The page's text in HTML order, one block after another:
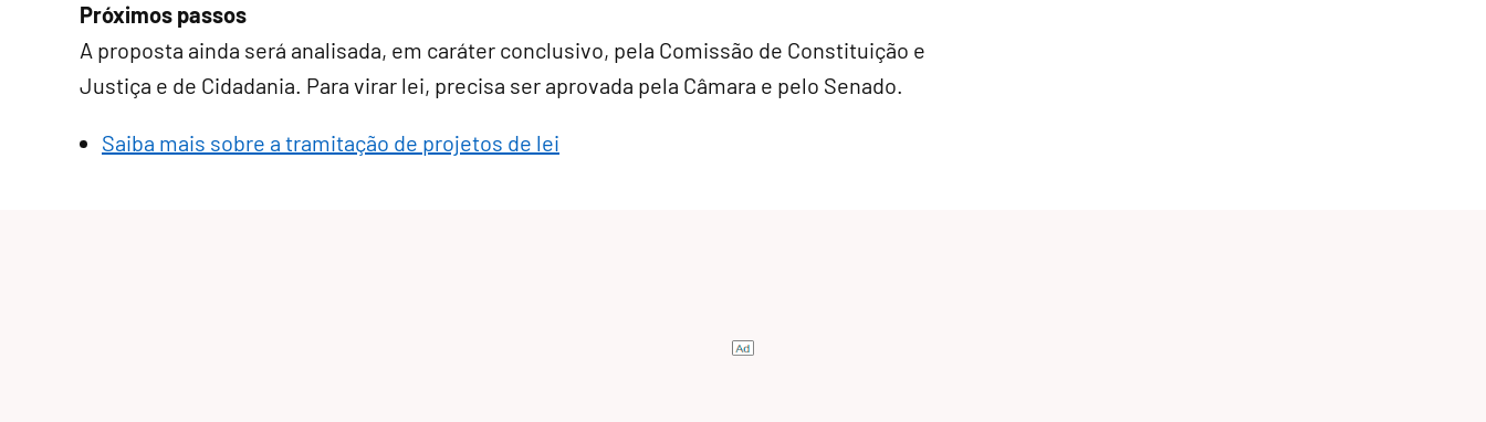
Próximos passos
A proposta ainda será analisada, em caráter conclusivo, pela Comissão de Constituição e
Justiça e de Cidadania. Para virar lei, precisa ser aprovada pela Câmara e pelo Senado.
Saiba mais sobre a tramitação de projetos de lei